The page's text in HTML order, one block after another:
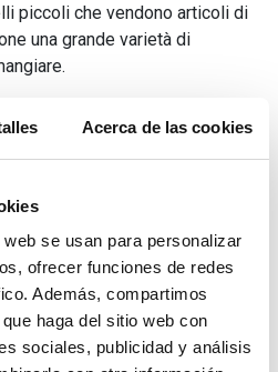
Acerca de las cookies
se usan para personalizar
ofrecer funciones de redes
Además, compartimos
haga del sitio web con
sociales, publicidad y análisis
piccoli che vendono articoli di
una grande varietà di
La Plaza Mayor
all'aria aperta è stato
dei paesini andalusi. Vi sono
moda, un vasto
un bowling e